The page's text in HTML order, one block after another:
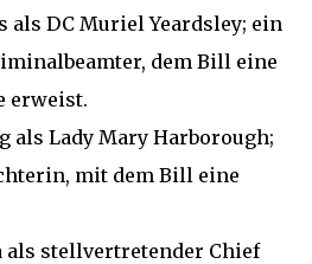
als DC Muriel Yeardsley; ein
dem Bill eine
erweist.
als Lady Mary Harborough;
mit dem Bill eine
stellvertretender Chief